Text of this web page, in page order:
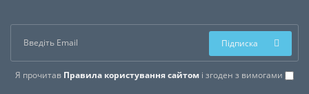
Я прочитав Правила користування сайтом і згоден з вимогами
Підписка